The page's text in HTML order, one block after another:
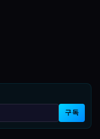
구독